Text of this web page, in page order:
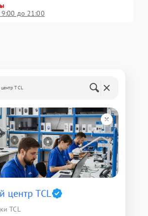
до 21:00
TCL
центр TCL
TCL